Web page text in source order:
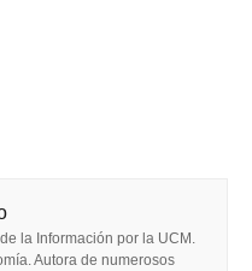
la Información por la UCM.
Autora de numerosos